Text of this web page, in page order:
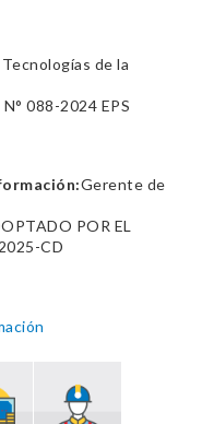
de la
088-2024 EPS
Gerente de
POR EL
CD